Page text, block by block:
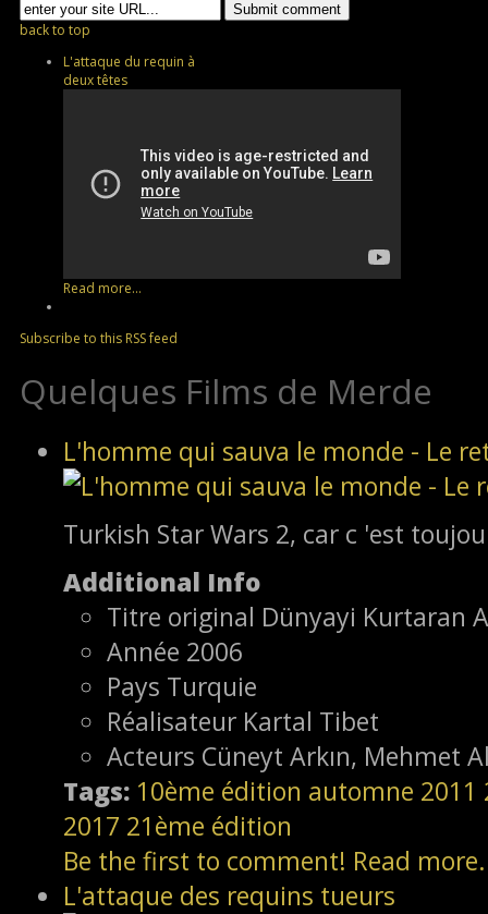
back to top
L'attaque du requin à
deux têtes
Read more...
Subscribe to this RSS feed
Quelques Films de Merde
L'homme qui sauva le monde - Le
Turkish Star Wars 2, car c 'est
Additional Info
Titre original Dünyayi Kurtaran
Année 2006
Pays Turquie
Réalisateur Kartal Tibet
Acteurs Cüneyt Arkın, Mehmet
Tags: 10ème édition automne 2011
2017 21ème édition
Be the first to comment! Read
L'attaque des requins tueurs